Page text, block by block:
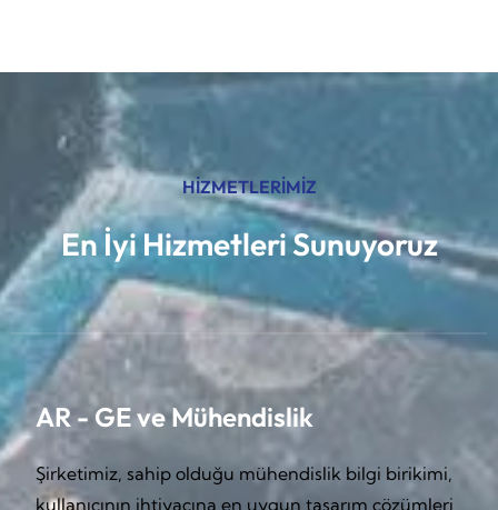
HİZMETLERİMİZ
En İyi Hizmetleri Sunuyoruz
AR - GE ve Mühendislik
Şirketimiz, sahip olduğu mühendislik bilgi birikimi,
kullanıcının ihtiyacına en uygun tasarım çözümleri